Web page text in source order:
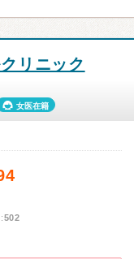
リニック
女医在籍
502